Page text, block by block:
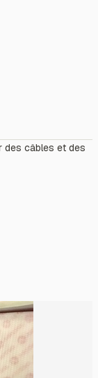
des câbles et des